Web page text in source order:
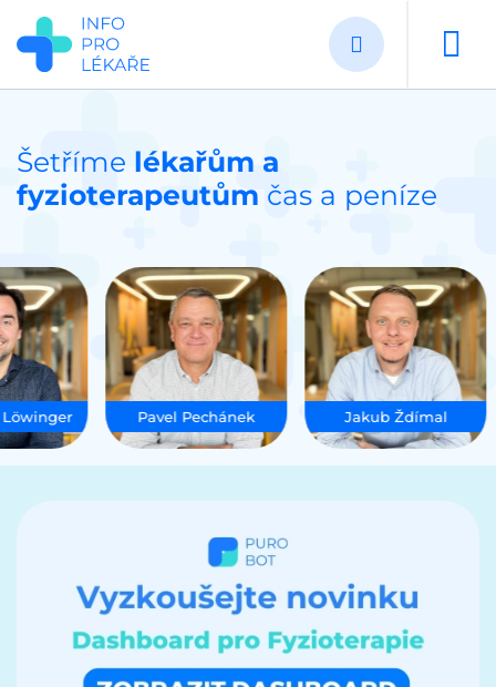
Přejít
hlavnímu
obsahu
Šetříme lékařům a
fyzioterapeutům čas a peníze
Pavel Pechánek Jakub Ždímal